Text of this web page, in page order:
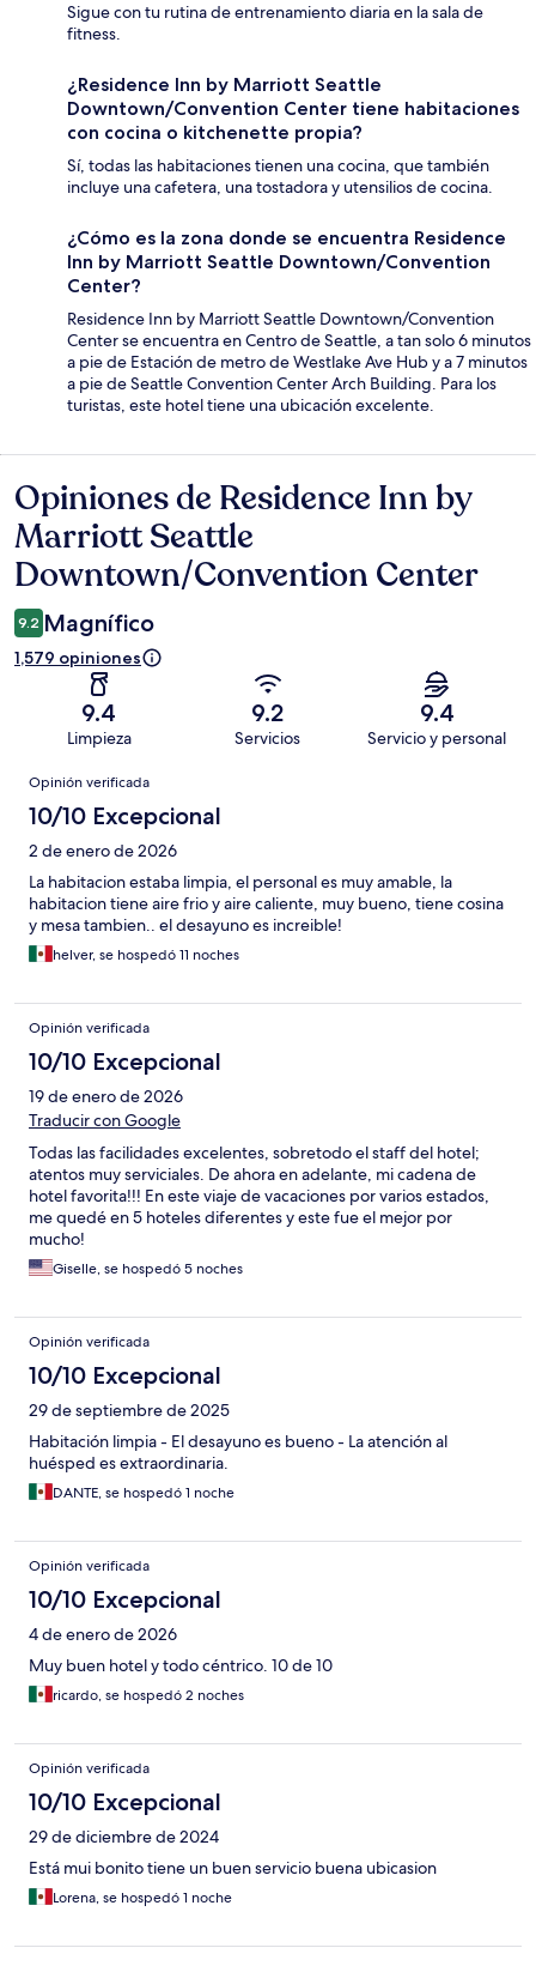
Sigue con tu rutina de entrenamiento diaria en la sala de
fitness.
¿Residence Inn by Marriott Seattle
Downtown/Convention Center tiene habitaciones
con cocina o kitchenette propia?
Sí, todas las habitaciones tienen una cocina, que también
incluye una cafetera, una tostadora y utensilios de cocina.
¿Cómo es la zona donde se encuentra Residence
Inn by Marriott Seattle Downtown/Convention
Center?
Residence Inn by Marriott Seattle Downtown/Convention
Center se encuentra en Centro de Seattle, a tan solo 6 minutos
a pie de Estación de metro de Westlake Ave Hub y a 7 minutos
a pie de Seattle Convention Center Arch Building. Para los
turistas, este hotel tiene una ubicación excelente.
Opiniones
Opiniones de Residence Inn by
Marriott Seattle
Downtown/Convention Center
9.2 Magnífico
1,579 opiniones
9.4
Limpieza
9.2
Servicios
9.4
Servicio y personal
Opiniones
Opinión verificada
10/10 Excepcional
2 de enero de 2026
La habitacion estaba limpia, el personal es muy amable, la
habitacion tiene aire frio y aire caliente, muy bueno, tiene cosina
y mesa tambien.. el desayuno es increible!
helver, se hospedó 11 noches
Opinión verificada
10/10 Excepcional
19 de enero de 2026
Traducir con Google
Todas las facilidades excelentes, sobretodo el staff del hotel;
atentos muy serviciales. De ahora en adelante, mi cadena de
hotel favorita!!! En este viaje de vacaciones por varios estados,
me quedé en 5 hoteles diferentes y este fue el mejor por
mucho!
Giselle, se hospedó 5 noches
Opinión verificada
10/10 Excepcional
29 de septiembre de 2025
Habitación limpia - El desayuno es bueno - La atención al
huésped es extraordinaria.
DANTE, se hospedó 1 noche
Opinión verificada
10/10 Excepcional
4 de enero de 2026
Muy buen hotel y todo céntrico. 10 de 10
ricardo, se hospedó 2 noches
Opinión verificada
10/10 Excepcional
29 de diciembre de 2024
Está mui bonito tiene un buen servicio buena ubicasion
Lorena, se hospedó 1 noche